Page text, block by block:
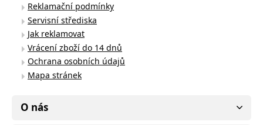
Reklamační podmínky
Servisní střediska
Jak reklamovat
Vrácení zboží do 14 dnů
Ochrana osobních údajů
Mapa stránek
O nás